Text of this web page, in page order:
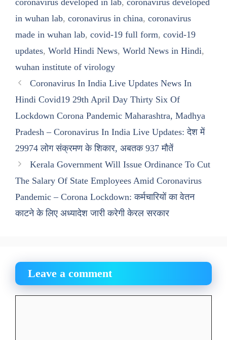
coronavirus developed in lab, coronavirus developed
in wuhan lab, coronavirus in china, coronavirus
made in wuhan lab, covid-19 full form, covid-19
updates, World Hindi News, World News in Hindi,
wuhan institute of virology
Coronavirus In India Live Updates News In
Hindi Covid19 29th April Day Thirty Six Of
Lockdown Corona Pandemic Maharashtra, Madhya
Pradesh – Coronavirus In India Live Updates: देश में
29974 लोग संक्रमण के शिकार, अबतक 937 मौतें
Kerala Government Will Issue Ordinance To Cut
The Salary Of State Employees Amid Coronavirus
Pandemic – Corona Lockdown: कर्मचारियों का वेतन
काटने के लिए अध्यादेश जारी करेगी केरल सरकार
Leave a comment